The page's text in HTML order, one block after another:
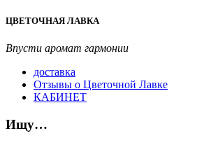
Перейти
содержимому
ЦВЕТОЧНАЯ ЛАВКА
Впусти аромат гармонии
доставка
Отзывы о Цветочной Лавке
КАБИНЕТ
Ищу…